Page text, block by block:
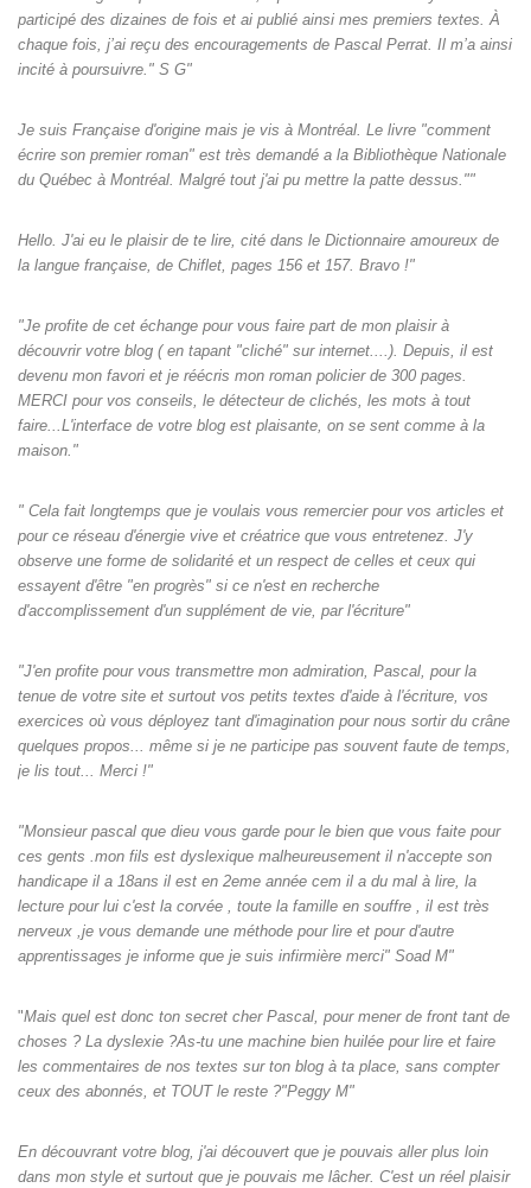
participé des dizaines de fois et ai publié ainsi mes premiers textes. À
chaque fois, j’ai reçu des encouragements de Pascal Perrat. Il m’a ainsi
incité à poursuivre." S G"
Je suis Française d'origine mais je vis à Montréal. Le livre "comment
écrire son premier roman" est très demandé a la Bibliothèque Nationale
du Québec à Montréal. Malgré tout j'ai pu mettre la patte dessus.""
Hello. J'ai eu le plaisir de te lire, cité dans le Dictionnaire amoureux de
la langue française, de Chiflet, pages 156 et 157. Bravo !"
"Je profite de cet échange pour vous faire part de mon plaisir à
découvrir votre blog ( en tapant "cliché" sur internet....). Depuis, il est
devenu mon favori et je réécris mon roman policier de 300 pages.
MERCI pour vos conseils, le détecteur de clichés, les mots à tout
faire...L'interface de votre blog est plaisante, on se sent comme à la
maison."
" Cela fait longtemps que je voulais vous remercier pour vos articles et
pour ce réseau d'énergie vive et créatrice que vous entretenez. J'y
observe une forme de solidarité et un respect de celles et ceux qui
essayent d'être "en progrès" si ce n'est en recherche
d'accomplissement d'un supplément de vie, par l'écriture"
"J'en profite pour vous transmettre mon admiration, Pascal, pour la
tenue de votre site et surtout vos petits textes d'aide à l'écriture, vos
exercices où vous déployez tant d'imagination pour nous sortir du crâne
quelques propos... même si je ne participe pas souvent faute de temps,
je lis tout... Merci !"
"Monsieur pascal que dieu vous garde pour le bien que vous faite pour
ces gents .mon fils est dyslexique malheureusement il n'accepte son
handicape il a 18ans il est en 2eme année cem il a du mal à lire, la
lecture pour lui c'est la corvée , toute la famille en souffre , il est très
nerveux ,je vous demande une méthode pour lire et pour d'autre
apprentissages je informe que je suis infirmière merci" Soad M"
"Mais quel est donc ton secret cher Pascal, pour mener de front tant de
choses ? La dyslexie ?As-tu une machine bien huilée pour lire et faire
les commentaires de nos textes sur ton blog à ta place, sans compter
ceux des abonnés, et TOUT le reste ?"Peggy M"
En découvrant votre blog, j'ai découvert que je pouvais aller plus loin
dans mon style et surtout que je pouvais me lâcher. C'est un réel plaisir